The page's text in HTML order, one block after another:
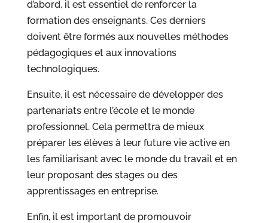
d’abord, il est essentiel de renforcer la
formation des enseignants. Ces derniers
doivent être formés aux nouvelles méthodes
pédagogiques et aux innovations
technologiques.
Ensuite, il est nécessaire de développer des
partenariats entre l’école et le monde
professionnel. Cela permettra de mieux
préparer les élèves à leur future vie active en
les familiarisant avec le monde du travail et en
leur proposant des stages ou des
apprentissages en entreprise.
Enfin, il est important de promouvoir